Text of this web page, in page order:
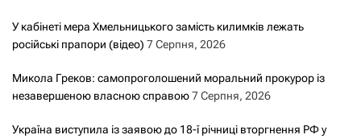
У кабінеті мера Хмельницького замість килимків лежать
російські прапори (відео) 7 Серпня, 2026
Микола Греков: самопроголошений моральний прокурор із
незавершеною власною справою7 Серпня, 2026
Україна виступила із заявою до 18-ї річниці вторгнення РФ у